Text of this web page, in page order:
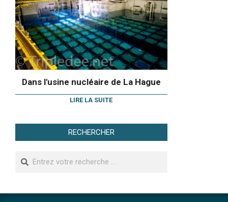
Dans l'usine nucléaire de La Hague
LIRE LA SUITE
RECHERCHER